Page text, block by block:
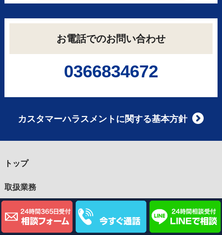
お電話でのお問い合わせ
0366834672
カスタマーハラスメントに関する基本方針
トップ
取扱業務
犯罪歴・逮捕歴の削除